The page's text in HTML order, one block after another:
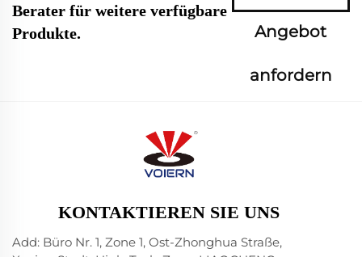
Berater für weitere verfügbare
Produkte.
Angebot
anfordern
KONTAKTIEREN SIE UNS
Add: Büro Nr. 1, Zone 1, Ost-Zhonghua Straße,